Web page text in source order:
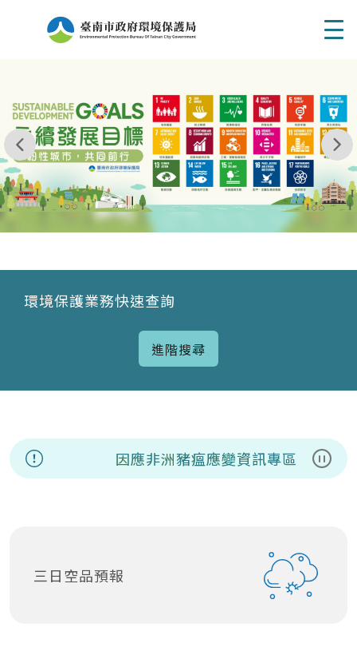
環境保護業務快速查詢
進階搜尋
暫停
因應非洲豬瘟應變資訊專區 8/7(五)
三日空品預報